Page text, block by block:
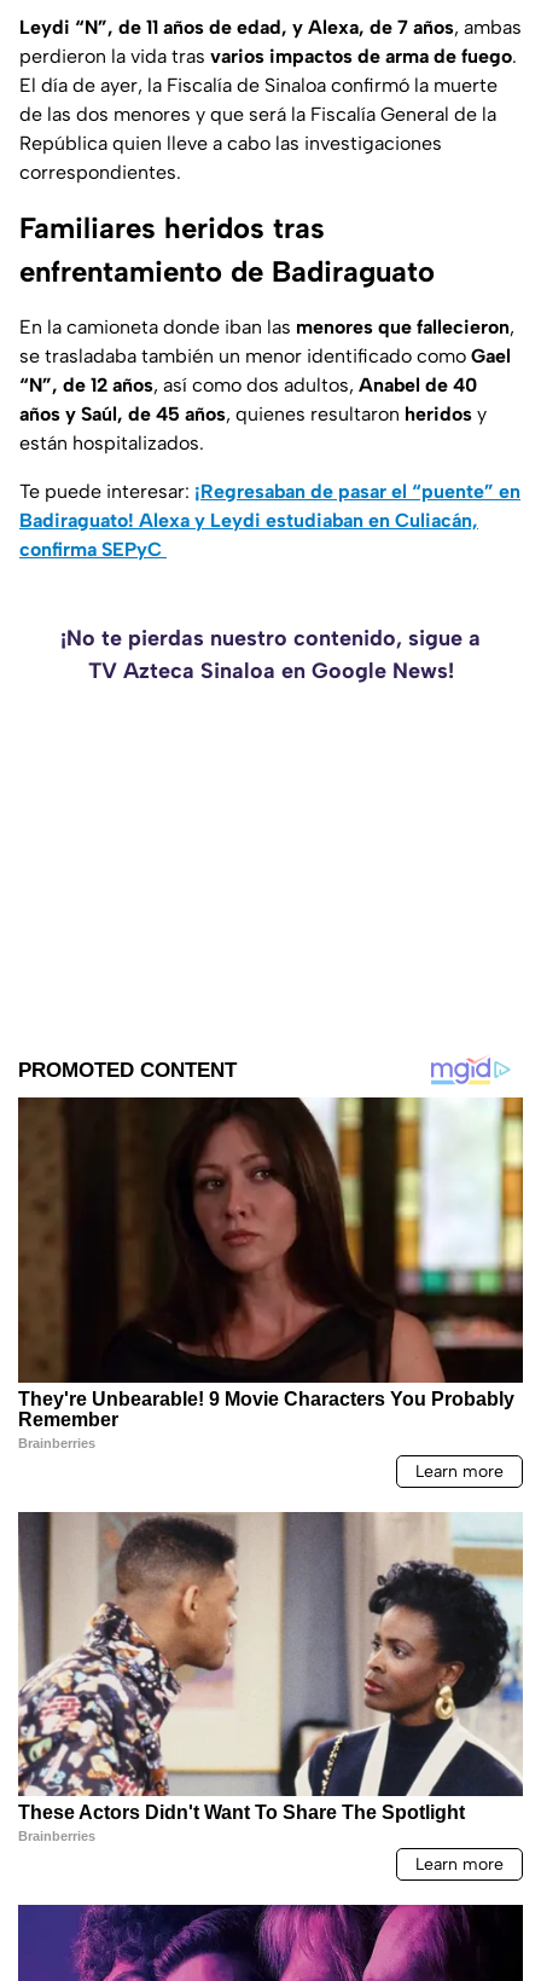
Leydi “N”, de 11 años de edad, y Alexa, de 7 años, ambas
perdieron la vida tras varios impactos de arma de fuego.
El día de ayer, la Fiscalía de Sinaloa confirmó la muerte
de las dos menores y que será la Fiscalía General de la
República quien lleve a cabo las investigaciones
correspondientes.
Familiares heridos tras
enfrentamiento de Badiraguato
En la camioneta donde iban las menores que fallecieron,
se trasladaba también un menor identificado como Gael
“N”, de 12 años, así como dos adultos, Anabel de 40
años y Saúl, de 45 años, quienes resultaron heridos y
están hospitalizados.
Te puede interesar: ¡Regresaban de pasar el “puente” en
Badiraguato! Alexa y Leydi estudiaban en Culiacán,
confirma SEPyC
¡No te pierdas nuestro contenido, sigue a
TV Azteca Sinaloa en Google News!